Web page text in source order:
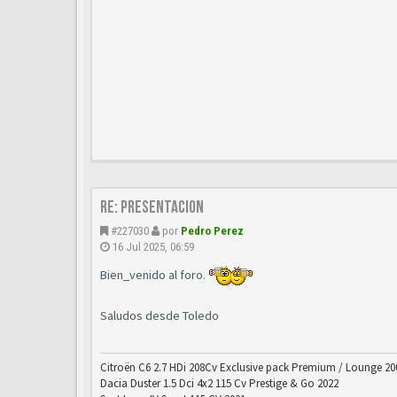
Re: Presentacion
#227030 por Pedro Perez
16 Jul 2025, 06:59
Bien_venido al foro.
Saludos desde Toledo
Citroën C6 2.7 HDi 208Cv Exclusive pack Premium / Lounge
Dacia Duster 1.5 Dci 4x2 115 Cv Prestige & Go 2022